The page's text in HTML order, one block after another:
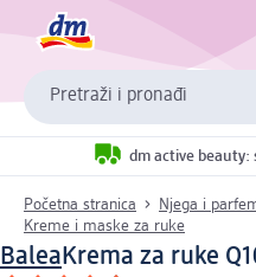
Pretraži i pronađi
dm active beauty:
Početna stranica Njega i
Kreme i maske za ruke
Balea Krema za ruke